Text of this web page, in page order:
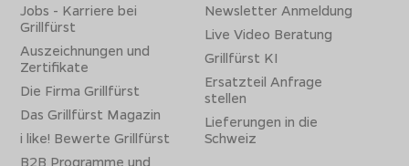
Temperatur - ideal für Pizza-Abende mit Familie und
Freunden.
Volle Kontrolle durch digitale Steuerung
Über das digitale Touch-Displaylassen sich Garraum-
und Pizzastein-Temperatur separat überwachen. Diese
präzise Kontrolle macht den Unterschied zwischen guter
Pizza und perfekter Pizza.
Jobs - Karriere bei
Grillfürst
Auszeichnungen und
Zertifikate
Die Firma Grillfürst
Das Grillfürst Magazin
i like! Bewerte Grillfürst
B2B Programme und
Newsletter Anmeldung
Live Video Beratung
Grillfürst KI
Ersatzteil Anfrage
stellen
Lieferungen in die
Schweiz